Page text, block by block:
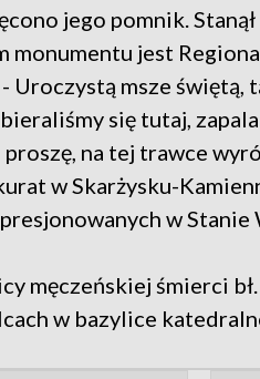
jego pomnik.
monumentu jest
Uroczystą msze świętą,
się tutaj,
na tej trawce
w Skarżysku-
w
męczeńskiej śmierci
w bazylice